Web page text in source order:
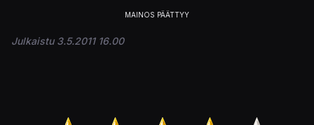
Julkaistu 3.5.2011 16.00